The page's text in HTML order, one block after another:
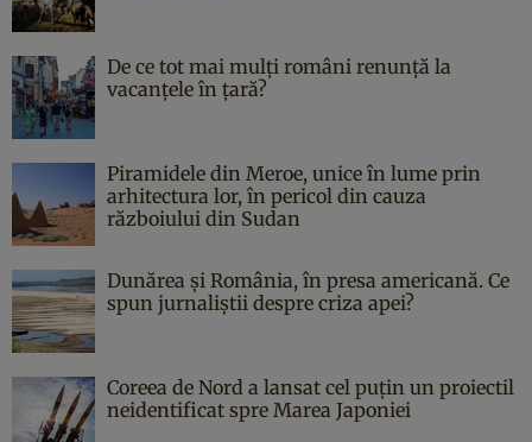
De ce tot mai mulți români renunță la
vacanțele în țară?
Piramidele din Meroe, unice în lume prin
arhitectura lor, în pericol din cauza
războiului din Sudan
Dunărea și România, în presa americană. Ce
spun jurnaliștii despre criza apei?
Coreea de Nord a lansat cel puțin un proiectil
neidentificat spre Marea Japoniei